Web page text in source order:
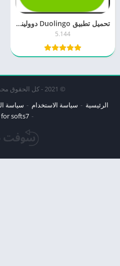
تحميل تطبيق Duolingo ‏دوولينجو 5.1 لتعلم اللغات مجانا اخر اصدار
5.144
© 2021 - كل الحقوق محفوظة -
الرئيسية
سياسة الاستخدام سياسة
for softs7